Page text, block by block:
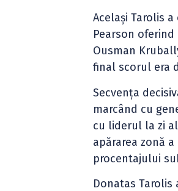
Același Tarolis
Pearson
Ousman
final scorul era
Secvența
marcând cu
cu liderul la zi
apărarea zonă
procentajului
Donatas